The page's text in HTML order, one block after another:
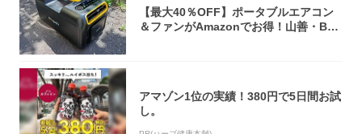
【最大40％OFF】ポータブルエアコン
＆ファンがAmazonでお得！山善・Bo
アマゾン1位の実績！380円で5日間お試
し。